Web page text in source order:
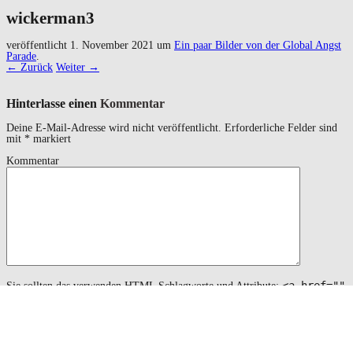
wickerman3
veröffentlicht 1. November 2021 um Ein paar Bilder von der Global Angst
Parade.
← Zurück Weiter →
Hinterlasse einen Kommentar
Deine E-Mail-Adresse wird nicht veröffentlicht. Erforderliche Felder sind
mit * markiert
Kommentar
Sie sollten das verwendenHTMLSchlagworte und Attribute:<a href=""